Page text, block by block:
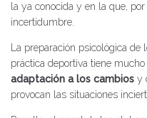
la ya conocida y en la que,
incertidumbre.
La preparación psicológica de
práctica deportiva tiene
adaptación a los cambios y
provocan las situaciones